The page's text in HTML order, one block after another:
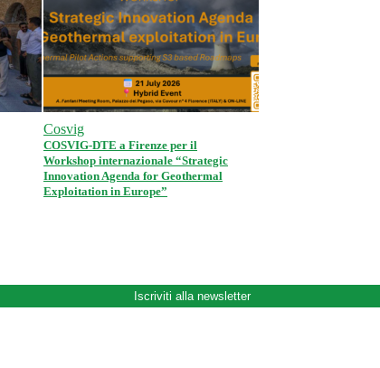
Cosvig
COSVIG-DTE a Firenze per il
Workshop internazionale “Strategic
Innovation Agenda for Geothermal
Exploitation in Europe”
Iscriviti alla newsletter